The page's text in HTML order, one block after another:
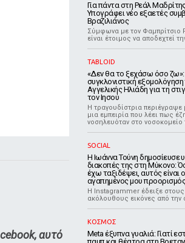
αυτό
Για πάντα στη Ρεάλ Μαδρίτης
Υπογράφει νέο εξαετές
Βραζιλιάνος
Σύμφωνα με τον Φαμπρίτσιο
είναι έτοιμος να αποδεχτεί
TABLOID
«Δεν θα το ξεχάσω όσο
συγκλονιστική εξομολόγηση
Αγγελικής Ηλιάδη για τη
τον Ιησού
Η τραγουδίστρια
μια εμπειρία που λέει πως
νοσηλευόταν στο νοσοκομείο
SOCIAL
Η Ιωάννα Τούνη δημοσίευσε
διακοπές της στη Μύκονο:
έχω ταξιδέψει, αυτός είναι ο
αγαπημένος μου προορισμός
Η Instagrammer έδειξε
ακόλουθους εικόνες από την
ΚΟΣΜΟΣ
Meta έξυπνα γυαλιά: Γιατί